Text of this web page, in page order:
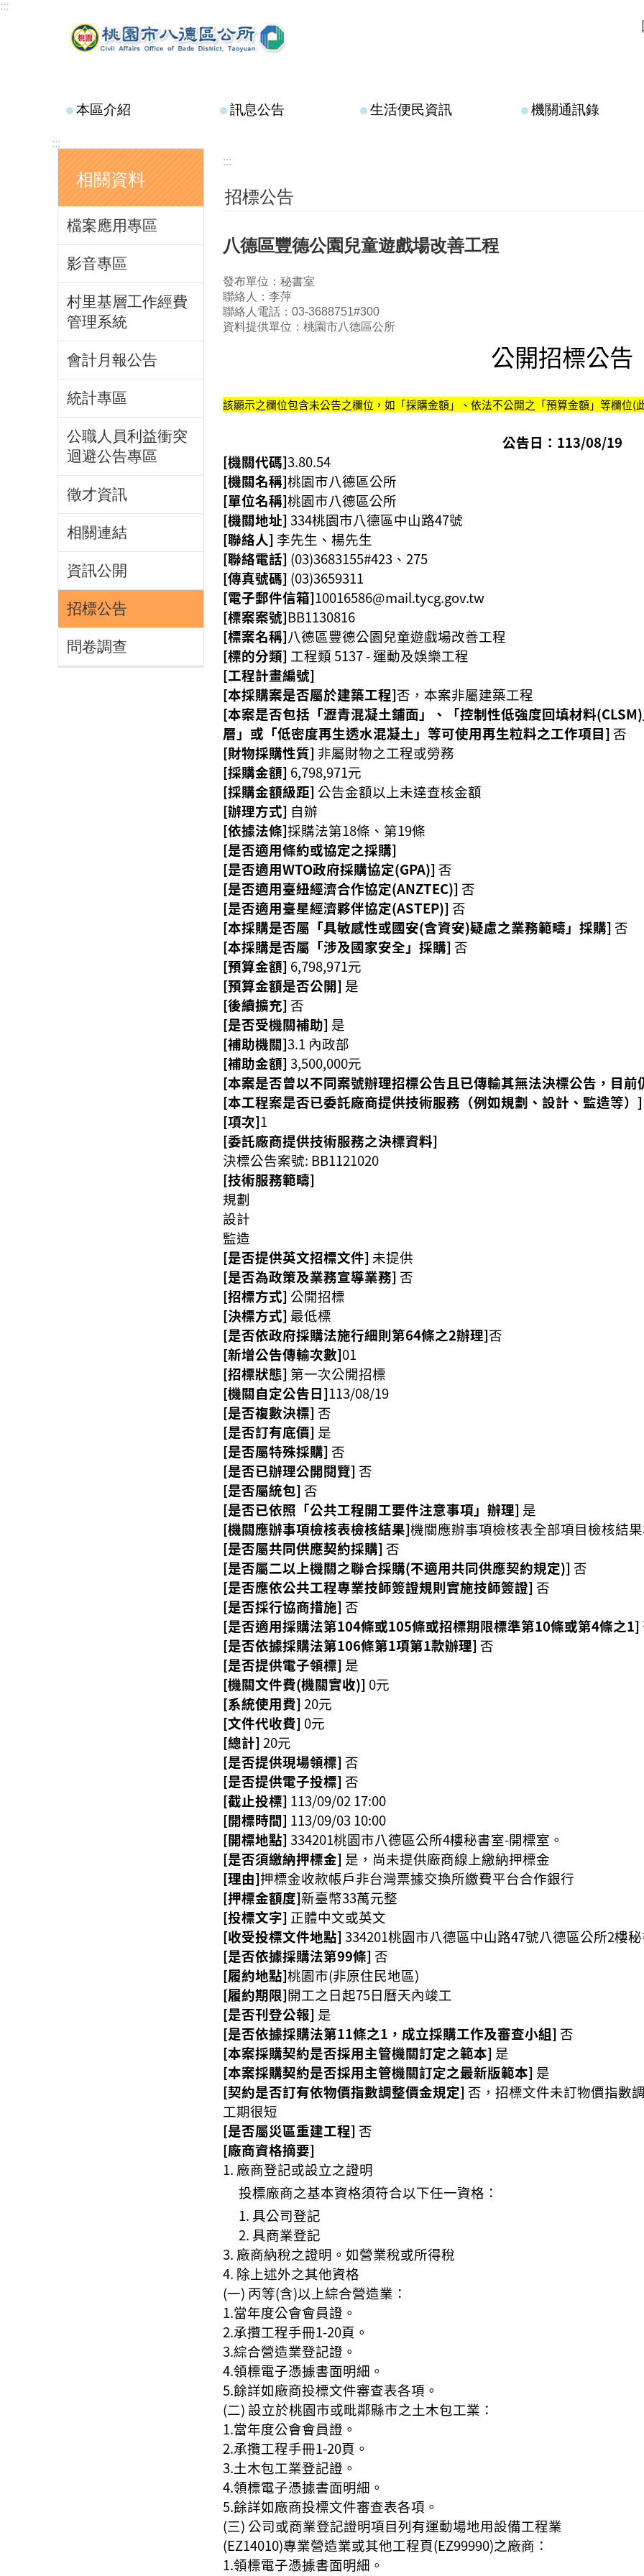
跳到主要內容區塊
:::
本區介紹 訊息公告 生活便民資訊 機關通訊錄
:::
相關資料
檔案應用專區
影音專區
村里基層工作經費
管理系統
會計月報公告
統計專區
公職人員利益衝突
迴避公告專區
徵才資訊
相關連結
資訊公開
招標公告
問卷調查
:::
招標公告
八德區豐德公園兒童遊戲場改善工程
發布單位：秘書室
聯絡人：李萍
聯絡人電話：03-3688751#300
資料提供單位：桃園市八德區公所
公開招標公告
該顯示之欄位包含未公告之欄位，如「採購金額」、依法不公開之「預算金額」等欄位(
公告日：113/08/19
[機關代碼]3.80.54
[機關名稱]桃園市八德區公所
[單位名稱]桃園市八德區公所
[機關地址] 334桃園市八德區中山路47號
[聯絡人] 李先生、楊先生
[聯絡電話] (03)3683155#423、275
[傳真號碼] (03)3659311
[電子郵件信箱]10016586@mail.tycg.gov.tw
[標案案號]BB1130816
[標案名稱]八德區豐德公園兒童遊戲場改善工程
[標的分類] 工程類 5137 - 運動及娛樂工程
[工程計畫編號]
[本採購案是否屬於建築工程]否，本案非屬建築工程
[本案是否包括「瀝青混凝土鋪面」、「控制性低強度回填材料
層」或「低密度再生透水混凝土」等可使用再生粒料之工作項目] 否
[財物採購性質] 非屬財物之工程或勞務
[採購金額] 6,798,971元
[採購金額級距] 公告金額以上未達查核金額
[辦理方式] 自辦
[依據法條]採購法第18條、第19條
[是否適用條約或協定之採購]
[是否適用WTO政府採購協定(GPA)] 否
[是否適用臺紐經濟合作協定(ANZTEC)] 否
[是否適用臺星經濟夥伴協定(ASTEP)] 否
[本採購是否屬「具敏感性或國安(含資安)疑慮之業務範疇」採購] 否
[本採購是否屬「涉及國家安全」採購] 否
[預算金額] 6,798,971元
[預算金額是否公開] 是
[後續擴充] 否
[是否受機關補助] 是
[補助機關]3.1 內政部
[補助金額] 3,500,000元
[本案是否曾以不同案號辦理招標公告且已傳輸其無法決標公告，目前
[本工程案是否已委託廠商提供技術服務（例如規劃、設計、監造等
[項次]1
[委託廠商提供技術服務之決標資料]
決標公告案號: BB1121020
[技術服務範疇]
規劃
設計
監造
[是否提供英文招標文件] 未提供
[是否為政策及業務宣導業務] 否
[招標方式] 公開招標
[決標方式] 最低標
[是否依政府採購法施行細則第64條之2辦理]否
[新增公告傳輸次數]01
[招標狀態] 第一次公開招標
[機關自定公告日]113/08/19
[是否複數決標] 否
[是否訂有底價] 是
[是否屬特殊採購] 否
[是否已辦理公開閱覽] 否
[是否屬統包] 否
[是否已依照「公共工程開工要件注意事項」辦理] 是
[機關應辦事項檢核表檢核結果]機關應辦事項檢核表全部項目檢核結
[是否屬共同供應契約採購] 否
[是否屬二以上機關之聯合採購(不適用共同供應契約規定)] 否
[是否應依公共工程專業技師簽證規則實施技師簽證] 否
[是否採行協商措施] 否
[是否適用採購法第104條或105條或招標期限標準第10條或第4條之1]
[是否依據採購法第106條第1項第1款辦理] 否
[是否提供電子領標] 是
[機關文件費(機關實收)] 0元
[系統使用費] 20元
[文件代收費] 0元
[總計] 20元
[是否提供現場領標] 否
[是否提供電子投標] 否
[截止投標] 113/09/02 17:00
[開標時間] 113/09/03 10:00
[開標地點] 334201桃園市八德區公所4樓秘書室-開標室。
[是否須繳納押標金] 是，尚未提供廠商線上繳納押標金
[理由]押標金收款帳戶非台灣票據交換所繳費平台合作銀行
[押標金額度]新臺幣33萬元整
[投標文字] 正體中文或英文
[收受投標文件地點] 334201桃園市八德區中山路47號八德區公所2樓
[是否依據採購法第99條] 否
[履約地點]桃園市(非原住民地區)
[履約期限]開工之日起75日曆天內竣工
[是否刊登公報] 是
[是否依據採購法第11條之1，成立採購工作及審查小組] 否
[本案採購契約是否採用主管機關訂定之範本] 是
[本案採購契約是否採用主管機關訂定之最新版範本] 是
[契約是否訂有依物價指數調整價金規定] 否，招標文件未訂物價指數
工期很短
[是否屬災區重建工程] 否
[廠商資格摘要]
廠商登記或設立之證明
投標廠商之基本資格須符合以下任一資格：
具公司登記
具商業登記
廠商納稅之證明。如營業稅或所得稅
除上述外之其他資格
(一) 丙等(含)以上綜合營造業：
1.當年度公會會員證。
2.承攬工程手冊1-20頁。
3.綜合營造業登記證。
4.領標電子憑據書面明細。
5.餘詳如廠商投標文件審查表各項。
(二) 設立於桃園市或毗鄰縣市之土木包工業：
1.當年度公會會員證。
2.承攬工程手冊1-20頁。
3.土木包工業登記證。
4.領標電子憑據書面明細。
5.餘詳如廠商投標文件審查表各項。
(三) 公司或商業登記證明項目列有運動場地用設備工程業
(EZ14010)專業營造業或其他工程頁(EZ99990)之廠商：
1.領標電子憑據書面明細。